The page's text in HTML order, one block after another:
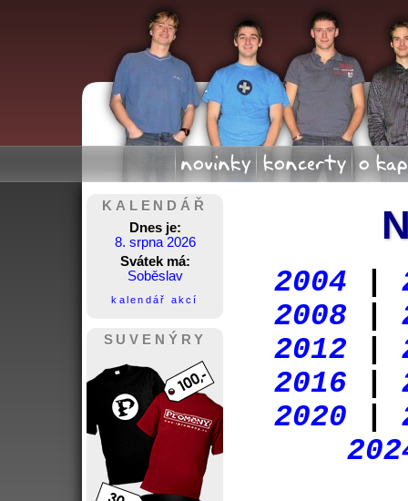
novinky koncerty o
KALENDÁŘ
Dnes je:
8. srpna 2026
Svátek má:
Soběslav
kalendář akcí
SUVENÝRY
2004
2008
2012
2016
2020